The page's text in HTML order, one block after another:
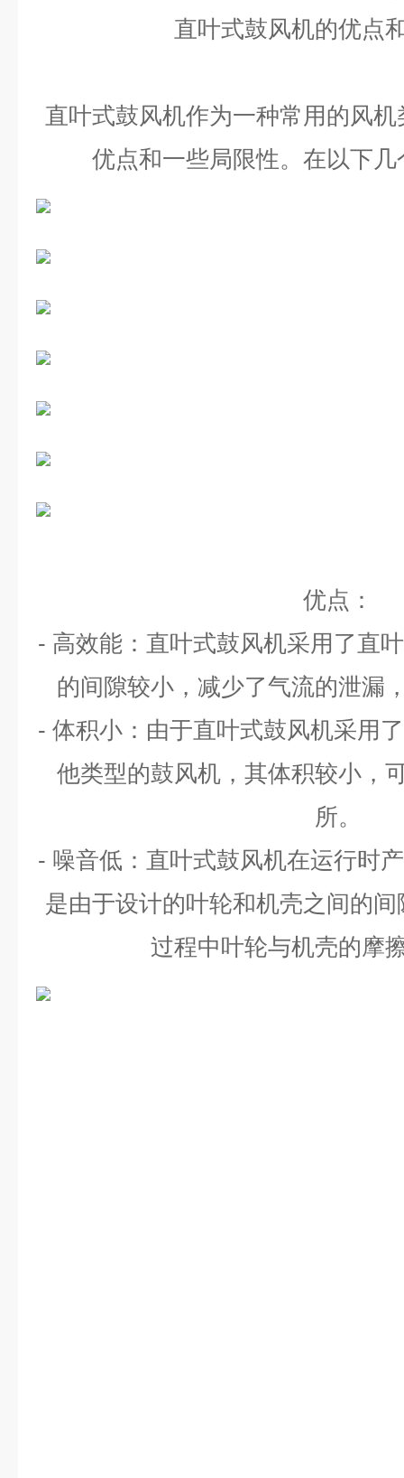
直叶式鼓风机的优点
直叶式鼓风机作为一种常用的风
优点和一些局限性。在以下
优点：
- 高效能：直叶式鼓风机采用了直
的间隙较小，减少了气流的泄漏
- 体积小：由于直叶式鼓风机采用
他类型的鼓风机，其体积较小，
所。
- 噪音低：直叶式鼓风机在运行时
是由于设计的叶轮和机壳之间的
过程中叶轮与机壳的摩